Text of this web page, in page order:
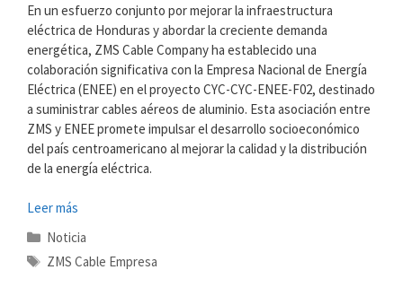
En un esfuerzo conjunto por mejorar la infraestructura
eléctrica de Honduras y abordar la creciente demanda
energética, ZMS Cable Company ha establecido una
colaboración significativa con la Empresa Nacional de Energía
Eléctrica (ENEE) en el proyecto CYC-CYC-ENEE-F02, destinado
a suministrar cables aéreos de aluminio. Esta asociación entre
ZMS y ENEE promete impulsar el desarrollo socioeconómico
del país centroamericano al mejorar la calidad y la distribución
de la energía eléctrica.
Leer más
Categorías
Noticia
Etiquetas
ZMS Cable Empresa